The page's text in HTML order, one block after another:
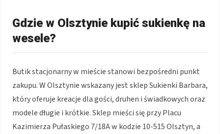
Gdzie w Olsztynie kupić sukienkę na
wesele?
Butik stacjonarny w mieście stanowi bezpośredni punkt
zakupu. W Olsztynie wskazany jest sklep Sukienki Barbara,
który oferuje kreacje dla gości, druhen i świadkowych oraz
modele długie i krótkie. Sklep mieści się przy Placu
Kazimierza Pułaskiego 7/18A w kodzie 10-515 Olsztyn, a